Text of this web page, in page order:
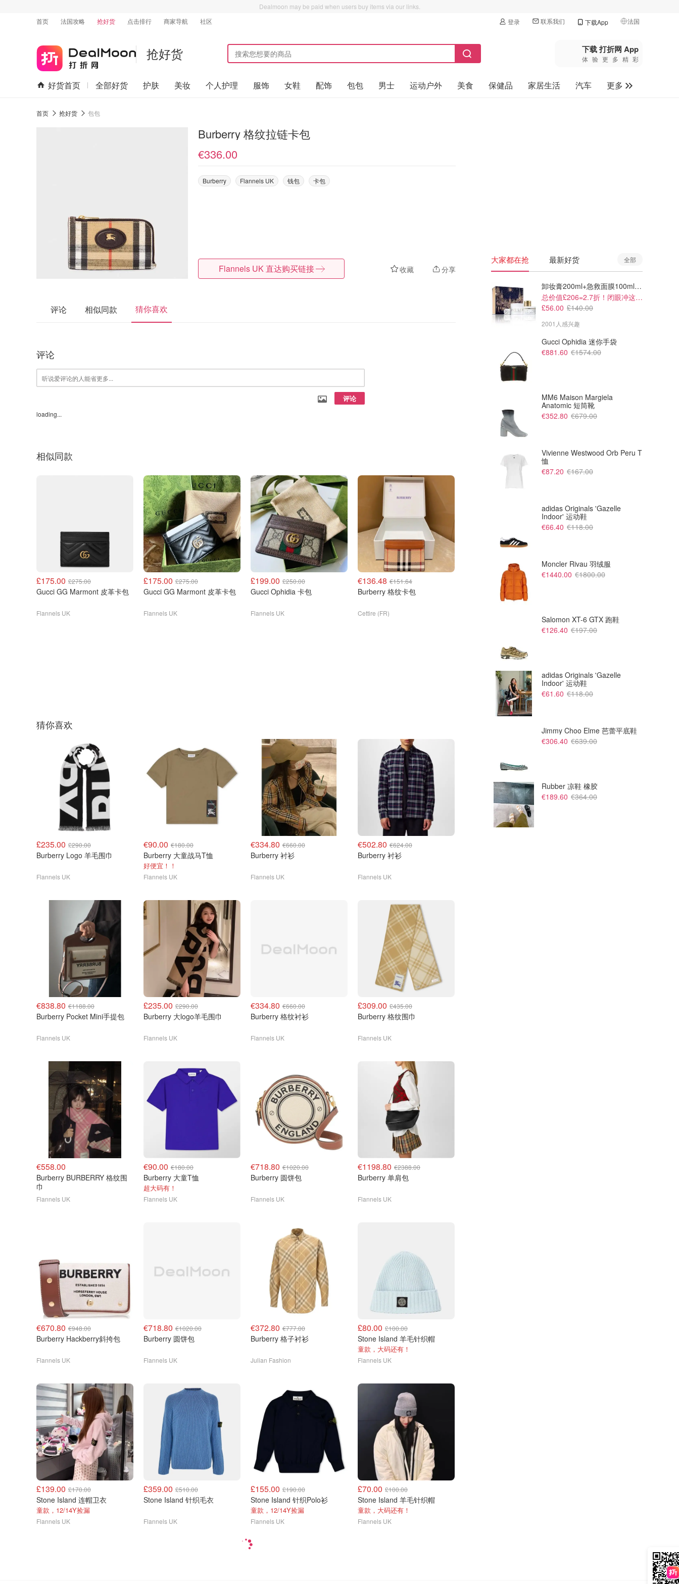
Dealmoon may be paid when users buy items via our links.
首页
法国攻略 抢好货 点击排行 商家导航 社区 登录 联系我们 下载App 法国
🇺🇸美国
🇨🇳中国
🇨🇦加拿大
抢好货 下载 打折网 App
体验更多精彩
好货首页 全部好货 护肤 美妆 个人护理 服饰 女鞋 配饰 包包 男士 运动户外 美食 保健品 家居生活 汽车
更多
首页 抢好货 包包
Burberry 格纹拉链卡包
€336.00
Burberry Flannels UK 钱包 卡包
收藏 分享
Flannels UK 直达购买链接
评论 相似同款 猜你喜欢
评论
评论
loading...
相似同款
£175.00 £275.00
Gucci GG Marmont 皮革卡包
Flannels UK
£175.00 £275.00
Gucci GG Marmont 皮革卡包
Flannels UK
£199.00 £250.00
Gucci Ophidia 卡包
Flannels UK
€136.48 €151.64
Burberry 格纹卡包
Cettire (FR)
€575.00
Burberry 格纹钱包
€358.80
猜你喜欢
£235.00 £290.00
Burberry Logo 羊毛围巾
Flannels UK
€90.00 €180.00
Burberry 大童战马T恤
好便宜！！
Flannels UK
€334.80 €660.00
Burberry 衬衫
Flannels UK
€502.80 €624.00
Burberry 衬衫
Flannels UK
€838.80 €1188.00
Burberry Pocket Mini手提包
Flannels UK
£235.00 £290.00
Burberry 大logo羊毛围巾
Flannels UK
€334.80 €660.00
Burberry 格纹衬衫
Flannels UK
£309.00 £435.00
Burberry 格纹围巾
Flannels UK
€558.00
Burberry BURBERRY 格纹围
巾
Flannels UK
€90.00 €180.00
Burberry 大童T恤
超大码有！
Flannels UK
€718.80 €1020.00
Burberry 圆饼包
Flannels UK
€1198.80 €2388.00
Burberry 单肩包
Flannels UK
€670.80 €948.00
Burberry Hackberry斜挎包
Flannels UK
€718.80 €1020.00
Burberry 圆饼包
Flannels UK
€372.80 €777.00
Burberry 格子衬衫
Julian Fashion
£80.00 £100.00
Stone Island 羊毛针织帽
童款，大码还有！
Flannels UK
£139.00 £170.00
Stone Island 连帽卫衣
童款，12/14Y捡漏
Flannels UK
£359.00 £510.00
Stone Island 针织毛衣
Flannels UK
£155.00 £190.00
Stone Island 针织Polo衫
童款，12/14Y捡漏
Flannels UK
£70.00 £100.00
Stone Island 羊毛针织帽
童款，大码还有！
Flannels UK
大家都在抢 最新好货 全部
卸妆膏200ml+急救面膜100ml+青春面霜15ml
总价值£206=2.7折！闭眼冲这套！
£56.00 £140.00
2001人感兴趣
Gucci Ophidia 迷你手袋
€881.60 €1574.00
MM6 Maison Margiela
Anatomic 短筒靴
€352.80 €679.00
Vivienne Westwood Orb Peru T
恤
€87.20 €167.00
adidas Originals 'Gazelle
Indoor' 运动鞋
€66.40 €118.00
Moncler Rivau 羽绒服
€1440.00 €1800.00
Salomon XT-6 GTX 跑鞋
€126.40 €197.00
adidas Originals 'Gazelle
Indoor' 运动鞋
€61.60 €118.00
Jimmy Choo Elme 芭蕾平底鞋
€306.40 €639.00
Rubber 凉鞋 橡胶
€189.60 €364.00